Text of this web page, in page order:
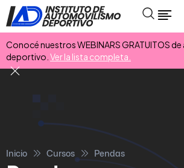
Conocé nuestros WEBINARS GRATUITOS
deportivo. Ver la lista completa.
Inicio Cursos Pendas